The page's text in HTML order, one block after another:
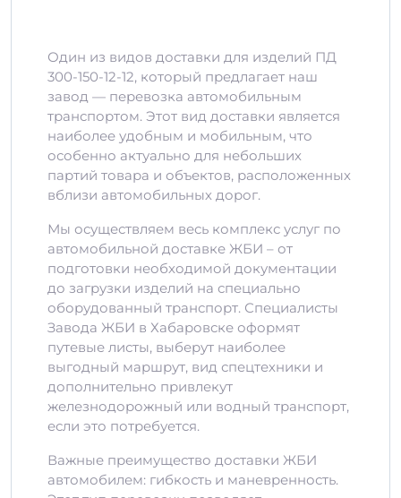
Один из видов доставки для изделий ПД
300-150-12-12, который предлагает наш
завод — перевозка автомобильным
транспортом. Этот вид доставки является
наиболее удобным и мобильным, что
особенно актуально для небольших
партий товара и объектов, расположенных
вблизи автомобильных дорог.
Мы осуществляем весь комплекс услуг по
автомобильной доставке ЖБИ – от
подготовки необходимой документации
до загрузки изделий на специально
оборудованный транспорт. Специалисты
Завода ЖБИ в Хабаровске оформят
путевые листы, выберут наиболее
выгодный маршрут, вид спецтехники и
дополнительно привлекут
железнодорожный или водный транспорт,
если это потребуется.
Важные преимущество доставки ЖБИ
автомобилем: гибкость и маневренность.